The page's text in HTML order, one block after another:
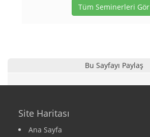
Tüm Seminerleri Gör
Bu Sayfayı Paylaş
Site Haritası
Ana Sayfa